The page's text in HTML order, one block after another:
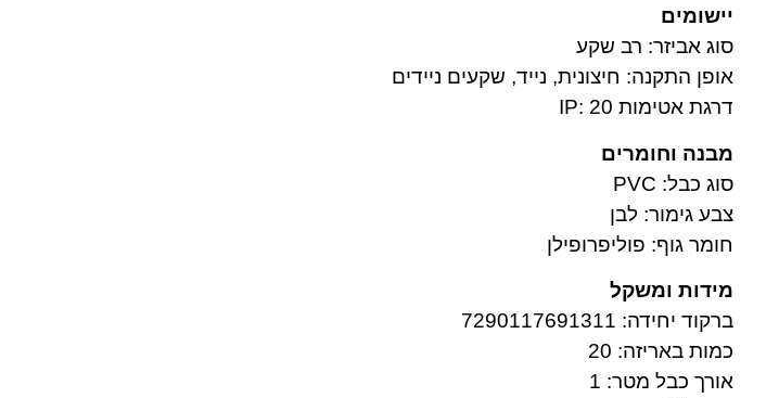
יישומים
סוג אביזר: רב שקע
אופן התקנה: חיצונית, נייד, שקעים ניידים
דרגת אטימות IP: 20
מבנה וחומרים
סוג כבל: PVC
צבע גימור: לבן
חומר גוף: פוליפרופילן
מידות ומשקל
ברקוד יחידה: 7290117691311
כמות באריזה: 20
אורך כבל מטר: 1